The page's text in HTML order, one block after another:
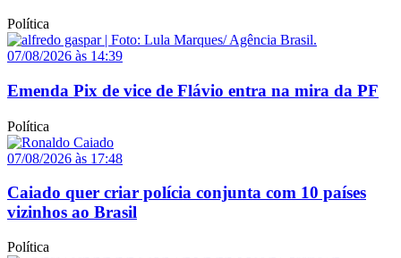
Política
07/08/2026 às 14:39
Emenda Pix de vice de Flávio entra na mira da PF
Política
07/08/2026 às 17:48
Caiado quer criar polícia conjunta com 10 países
vizinhos ao Brasil
Política